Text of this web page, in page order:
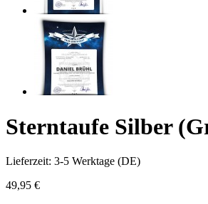
Sterntaufe Silber
Lieferzeit: 3-5 Werktage (DE)
49,95 €